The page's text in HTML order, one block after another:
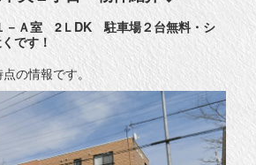
－Ａ室 2ＬDK 駐車場２台無料・シ
です！
の情報です。